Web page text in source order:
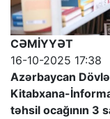
CƏMİYYƏT
16-10-2025 17:38
Azərbaycan
Kitabxana-
təhsil ocağının 3